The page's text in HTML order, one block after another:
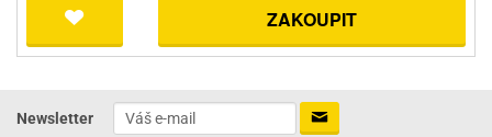
ZAKOUPIT
Newsletter